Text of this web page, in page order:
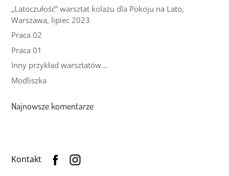
„Latoczułość” warsztat kolażu dla Pokoju na Lato,
Warszawa, lipiec 2023
Praca 02
Praca 01
Inny przykład warsztatów…
Modliszka
Najnowsze komentarze
Kontakt